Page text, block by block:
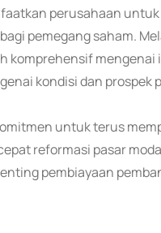
perusahaan
pemegang saham.
komprehensif mengenai
kondisi dan prospek
untuk terus
reformasi pasar
pembiayaan